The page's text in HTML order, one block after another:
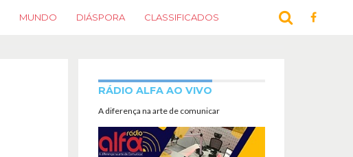
MUNDO DIÁSPORA CLASSIFICADOS
RÁDIO ALFA AO VIVO
A diferença na arte de comunicar